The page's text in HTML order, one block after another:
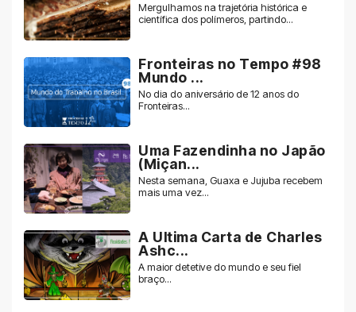
Mergulhamos na trajetória histórica e
científica dos polímeros, partindo...
Fronteiras no Tempo #98
Mundo ...
No dia do aniversário de 12 anos do
Fronteiras...
Uma Fazendinha no Japão
(Miçan...
Nesta semana, Guaxa e Jujuba recebem
mais uma vez...
A Ultima Carta de Charles
Ashc...
A maior detetive do mundo e seu fiel
braço...